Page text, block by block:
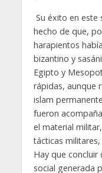
Su éxito en este
hecho de que,
harapientos
bizantino y
Egipto y
rápidas, aunque
islam
fueron
el material
tácticas
Hay que concluir
social generada